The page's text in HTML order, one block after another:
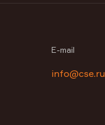
E-mail
info@cse.ru